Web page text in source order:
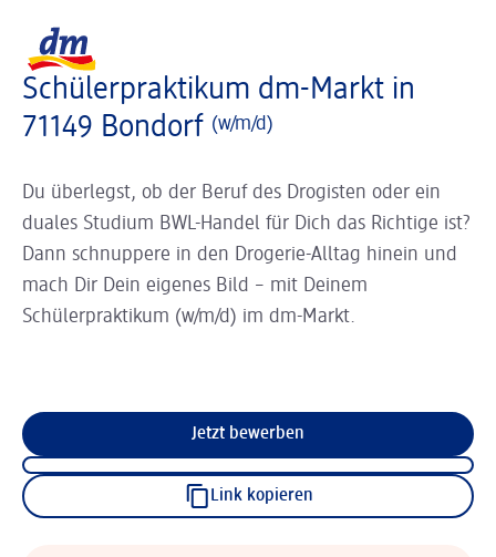
Schülerpraktikum dm-Markt in
71149 Bondorf (w/m/d)
Du überlegst, ob der Beruf des Drogisten oder ein
duales Studium BWL-Handel für Dich das Richtige ist?
Dann schnuppere in den Drogerie-Alltag hinein und
mach Dir Dein eigenes Bild – mit Deinem
Schülerpraktikum (w/m/d) im dm-Markt.
Jetzt bewerben
Link kopieren